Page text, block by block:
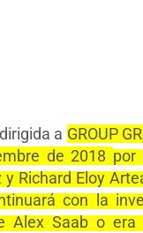
a GROUP
de 2018 por
y Richard Eloy
con la
Alex Saab o era